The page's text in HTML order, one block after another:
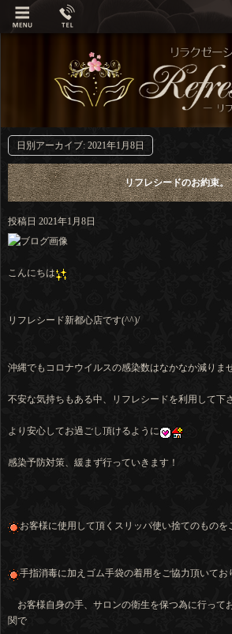
日別アーカイブ: 2021年1月8日
リフレシードのお約束。
投稿日 2021年1月8日
こんにちは
リフレシード新都心店です(^^)/
沖縄でもコロナウイルスの感染数はなかなか減りま
不安な気持ちもある中、リフレシードを利用して下
より安心してお過ごし頂けるように
感染予防対策、緩まず行っていきます！
お客様に使用して頂くスリッパ使い捨てのものを
手指消毒に加えゴム手袋の着用をご協力頂いてお
お客様自身の手、サロンの衛生を保つ為に行って
関で